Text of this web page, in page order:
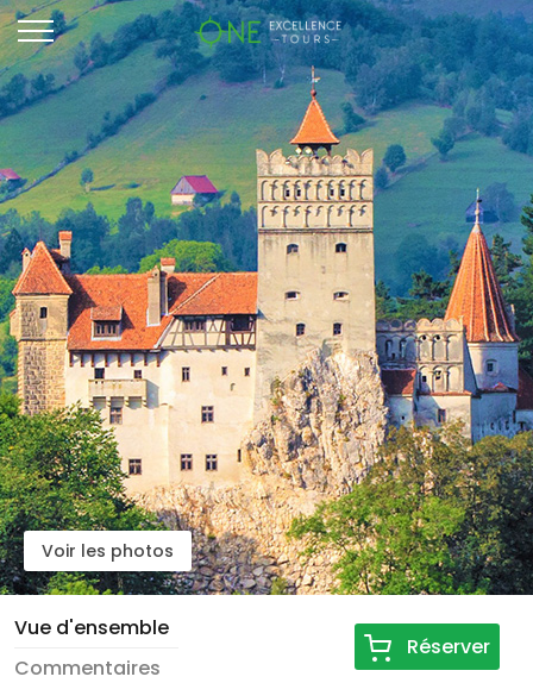
Voir les photos
Vue d'ensemble
Commentaires
Réserver